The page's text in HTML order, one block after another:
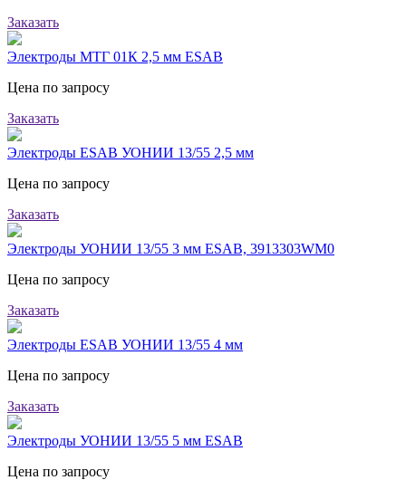
Заказать
Электроды МТГ 01К 2,5 мм ESAB
Цена по запросу
Заказать
Электроды ESAB УОНИИ 13/55 2,5 мм
Цена по запросу
Заказать
Электроды УОНИИ 13/55 3 мм ESAB, 3913303WM0
Цена по запросу
Заказать
Электроды ESAB УОНИИ 13/55 4 мм
Цена по запросу
Заказать
Электроды УОНИИ 13/55 5 мм ESAB
Цена по запросу